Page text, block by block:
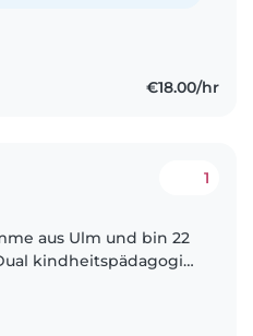
€18.00/hr
1
aus Ulm und bin 22
kindheitspädagogik